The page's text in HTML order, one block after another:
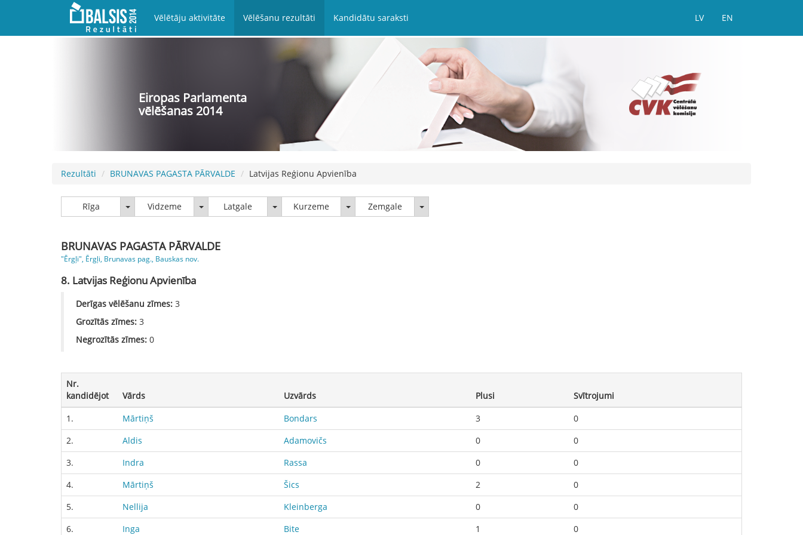
Vēlētāju aktivitāte Vēlēšanu rezultāti Kandidātu saraksti LV EN
Eiropas Parlamenta
vēlēšanas 2014
Rezultāti BRUNAVAS PAGASTA PĀRVALDE Latvijas Reģionu Apvienība
Rīga Rīga Vidzeme VidzemeLatgale LatgaleKurzeme KurzemeZemgale Zemgale
BRUNAVAS PAGASTA PĀRVALDE
"Ērgļi", Ērgļi, Brunavas pag., Bauskas nov.
8. Latvijas Reģionu Apvienība
Derīgas vēlēšanu zīmes: 3
Grozītās zīmes: 3
Negrozītās zīmes: 0
Nr.
kandidējot
Vārds Uzvārds Plusi
Svītrojumi
1.
Mārtiņš Bondars 3
0
2.
Aldis Adamovičs 0
0
3.
Indra Rassa 0
0
4.
Mārtiņš Šics 2
0
5.
Nellija Kleinberga 0
0
6.
Inga Bite 1
0